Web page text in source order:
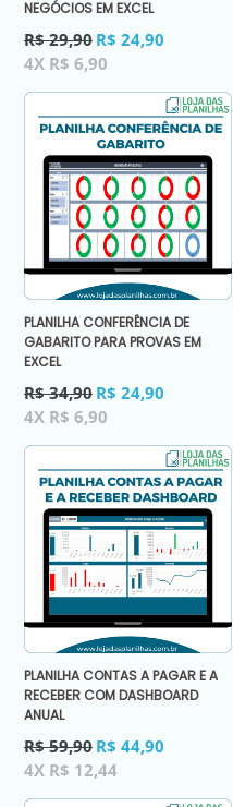
NEGÓCIOS EM EXCEL
Preço
normal
R$ 29,90 R$ 24,90
4X R$ 6,90
PLANILHA CONFERÊNCIA DE
GABARITO PARA PROVAS EM
EXCEL
Preço
normal
R$ 34,90 R$ 24,90
4X R$ 6,90
PLANILHA CONTAS A PAGAR E A
RECEBER COM DASHBOARD
ANUAL
Preço
normal
R$ 59,90 R$ 44,90
4X R$ 12,44